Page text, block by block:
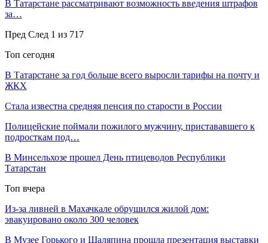
В Татарстане рассматривают возможность введения штрафов
за…
Пред След 1 из 717
Топ сегодня
В Татарстане за год больше всего выросли тарифы на почту и
ЖКХ
Стала известна средняя пенсия по старости в России
Полицейские поймали пожилого мужчину, пристававшего к
подросткам под…
В Минсельхозе прошел День птицеводов Республики
Татарстан
Топ вчера
Из‑за ливней в Махачкале обрушился жилой дом:
эвакуировано около 300 человек
В Музее Горького и Шаляпина прошла презентация выставки